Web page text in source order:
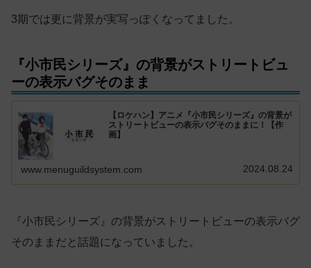
3期では更に背景が実写っぽくなってました。
『小市民シリーズ』の背景がストリートビュ
ーの表示バグそのまま
【ロケハン】アニメ『小市民シリーズ』の背景が
ストリートビューの表示バグそのままに！【作
画】
www.menuguildsystem.com 2024.08.24
『小市民シリーズ』の背景がストリートビューの表示バグ
そのままだと話題になっていました。